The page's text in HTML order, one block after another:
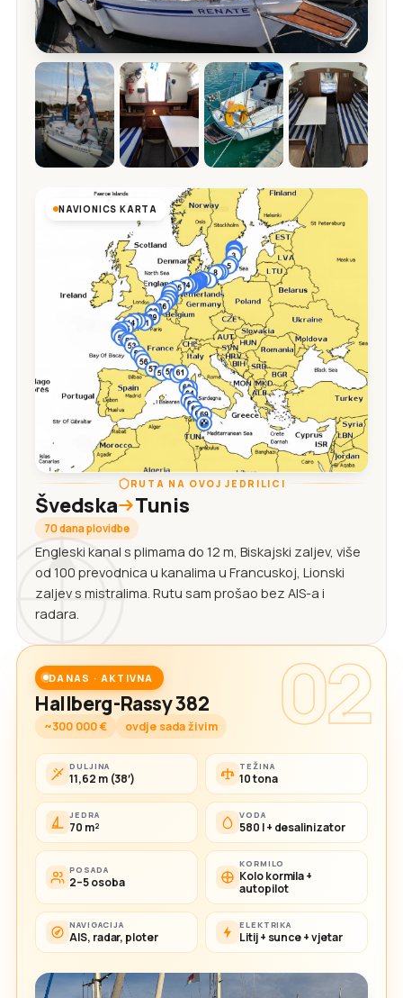
NAVIONICS KARTA
RUTA NA OVOJ JEDRILICI
Švedska Tunis
70 dana plovidbe
Engleski kanal s plimama do 12 m, Biskajski zaljev, više
od 100 prevodnica u kanalima u Francuskoj, Lionski
zaljev s mistralima. Rutu sam prošao bez AIS-a i
radara.
02
DANAS · AKTIVNA
Hallberg-Rassy 382
~300 000 € ovdje sada živim
DULJINA
11,62 m (38′)
TEŽINA
10 tona
JEDRA
70 m²
VODA
580 l + desalinizator
POSADA
2–5 osoba
KORMILO
Kolo kormila +
autopilot
NAVIGACIJA
AIS, radar, ploter
ELEKTRIKA
Litij + sunce + vjetar